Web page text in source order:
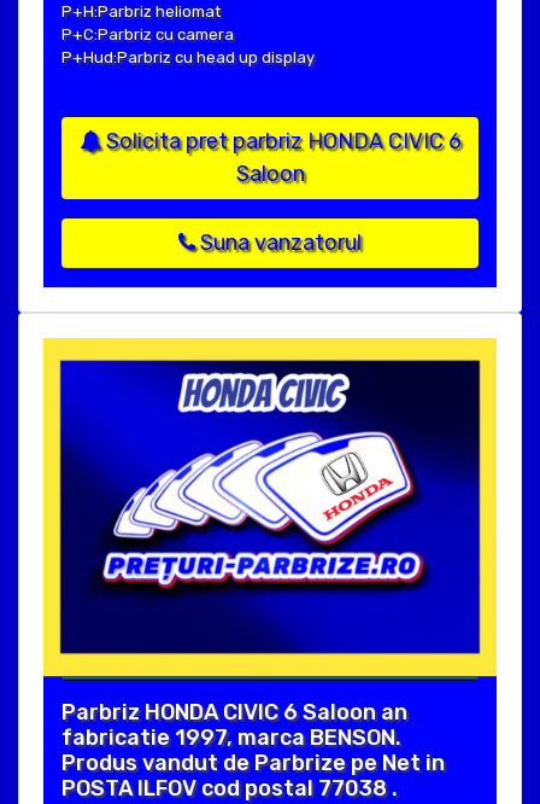
P+H:Parbriz heliomat
P+C:Parbriz cu camera
P+Hud:Parbriz cu head up display
Solicita pret parbriz HONDA CIVIC 6
Saloon
Suna vanzatorul
Parbriz HONDA CIVIC 6 Saloon an
fabricatie 1997, marca BENSON.
Produs vandut de Parbrize pe Net in
POSTA ILFOV cod postal 77038 .